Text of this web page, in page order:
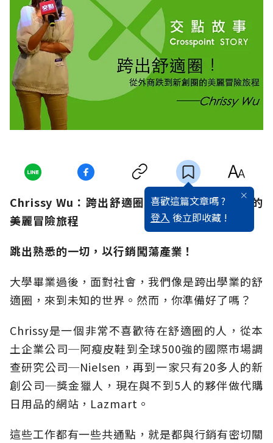
喜歡這篇文章嗎 ?
登入 後立即收藏 !
Chrissy Wu：跨出舒適圈！從外商跌到新創圈的
美麗冒險旅程
跳出熟悉的一切，以行銷闖蕩產業！
大學畢業過後，面對社會，我們像是跨出學業的舒
適圈，來到未知的世界。然而，你準備好了嗎？
Chrissy是一個非常不喜歡待在舒適圈的人，從本
土企業公司─阿瘦皮鞋到全球500強的國際市場調
查研究公司─Nielsen，再到一家只有20多人的新
創公司─獎金獵人，現在與不到5人的夥伴做代購
日用品的網站，Lazmart。
這些工作都有一些共通點，就是都與行銷有密切關